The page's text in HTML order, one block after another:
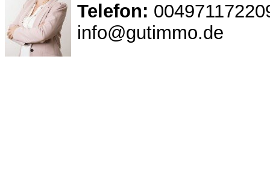
Telefon:
info@gutimmo.de